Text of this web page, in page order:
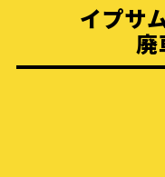
イプサ